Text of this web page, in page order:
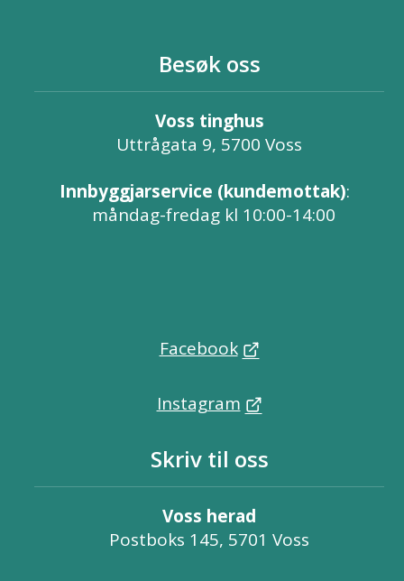
Besøk oss
Voss tinghus
Uttrågata 9, 5700 Voss
Innbyggjarservice (kundemottak):
måndag-fredag kl 10:00-14:00
Facebook
Instagram
Skriv til oss
Voss herad
Postboks 145, 5701 Voss